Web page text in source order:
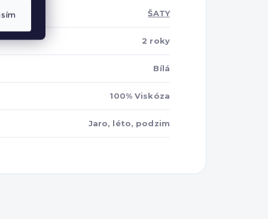
ŠATY
2 roky
Bílá
100% Viskóza
Jaro, léto, podzim